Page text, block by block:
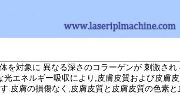
を対象に 異なる深さのコラーゲンが 刺激さ
エネルギー吸収により,皮膚皮質および皮膚
.皮膚の損傷なく,皮膚皮質と皮膚皮質の色素